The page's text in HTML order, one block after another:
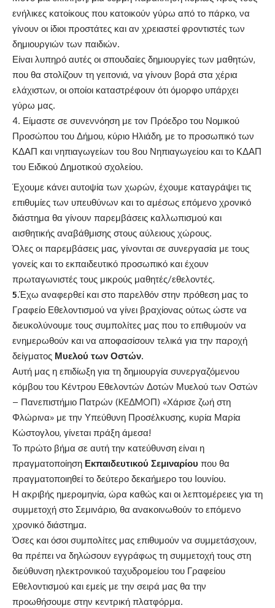
ενήλικες κατοίκους που κατοικούν γύρω από το πάρκο, να
γίνουν οι ίδιοι προστάτες και αν χρειαστεί φροντιστές των
δημιουργιών των παιδιών.
Είναι λυπηρό αυτές οι σπουδαίες δημιουργίες των μαθητών,
που θα στολίζουν τη γειτονιά, να γίνουν βορά στα χέρια
ελάχιστων, οι οποίοι καταστρέφουν ότι όμορφο υπάρχει
γύρω μας.
Είμαστε σε συνεννόηση με τον Πρόεδρο του Νομικού
Προσώπου του Δήμου, κύριο Ηλιάδη, με το προσωπικό των
ΚΔΑΠ και νηπιαγωγείων του 8ου Νηπιαγωγείου και το ΚΔΑΠ
του Ειδικού Δημοτικού σχολείου.
Έχουμε κάνει αυτοψία των χωρών, έχουμε καταγράψει τις
επιθυμίες των υπευθύνων και το αμέσως επόμενο χρονικό
διάστημα θα γίνουν παρεμβάσεις καλλωπισμού και
αισθητικής αναβάθμισης στους αύλειους χώρους.
Όλες οι παρεμβάσεις μας, γίνονται σε συνεργασία με τους
γονείς και το εκπαιδευτικό προσωπικό και έχουν
πρωταγωνιστές τους μικρούς μαθητές/εθελοντές.
5.Έχω αναφερθεί και στο παρελθόν στην πρόθεση μας το
Γραφείο Εθελοντισμού να γίνει βραχίονας ούτως ώστε να
διευκολύνουμε τους συμπολίτες μας που το επιθυμούν να
ενημερωθούν και να αποφασίσουν τελικά για την παροχή
δείγματος Μυελού των Οστών.
Αυτή μας η επιδίωξη για τη δημιουργία συνεργαζόμενου
κόμβου του Κέντρου Εθελοντών Δοτών Μυελού των Οστών
– Πανεπιστήμιο Πατρών (KEΔMOΠ) «Χάρισε ζωή στη
Φλώρινα» με την Υπεύθυνη Προσέλκυσης, κυρία Μαρία
Κώστογλου, γίνεται πράξη άμεσα!
Το πρώτο βήμα σε αυτή την κατεύθυνση είναι η
πραγματοποίηση Εκπαιδευτικού Σεμιναρίου που θα
πραγματοποιηθεί το δεύτερο δεκαήμερο του Ιουνίου.
Η ακριβής ημερομηνία, ώρα καθώς και οι λεπτομέρειες για τη
συμμετοχή στο Σεμινάριο, θα ανακοινωθούν το επόμενο
χρονικό διάστημα.
Όσες και όσοι συμπολίτες μας επιθυμούν να συμμετάσχουν,
θα πρέπει να δηλώσουν εγγράφως τη συμμετοχή τους στη
διεύθυνση ηλεκτρονικού ταχυδρομείου του Γραφείου
Εθελοντισμού και εμείς με την σειρά μας θα την
προωθήσουμε στην κεντρική πλατφόρμα.